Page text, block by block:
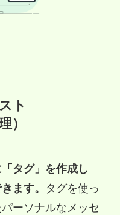
ト
）
タグ」を作成し
ます。
タグを使っ
ーソナルなメッセ